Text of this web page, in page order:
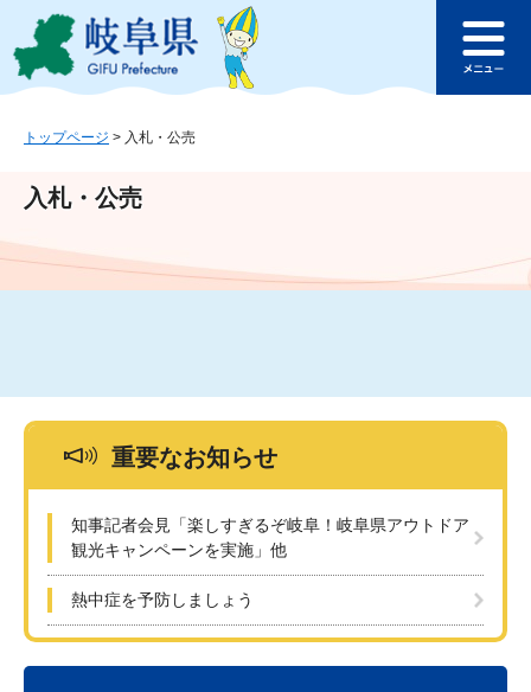
ジ
ュ
文
このページの本文へ
ュ
トップページ > 入札・公売
入札・公売
重要なお知らせ
知事記者会見「楽しすぎるぞ岐阜！岐阜県アウトドア
観光キャンペーンを実施」他
熱中症を予防しましょう